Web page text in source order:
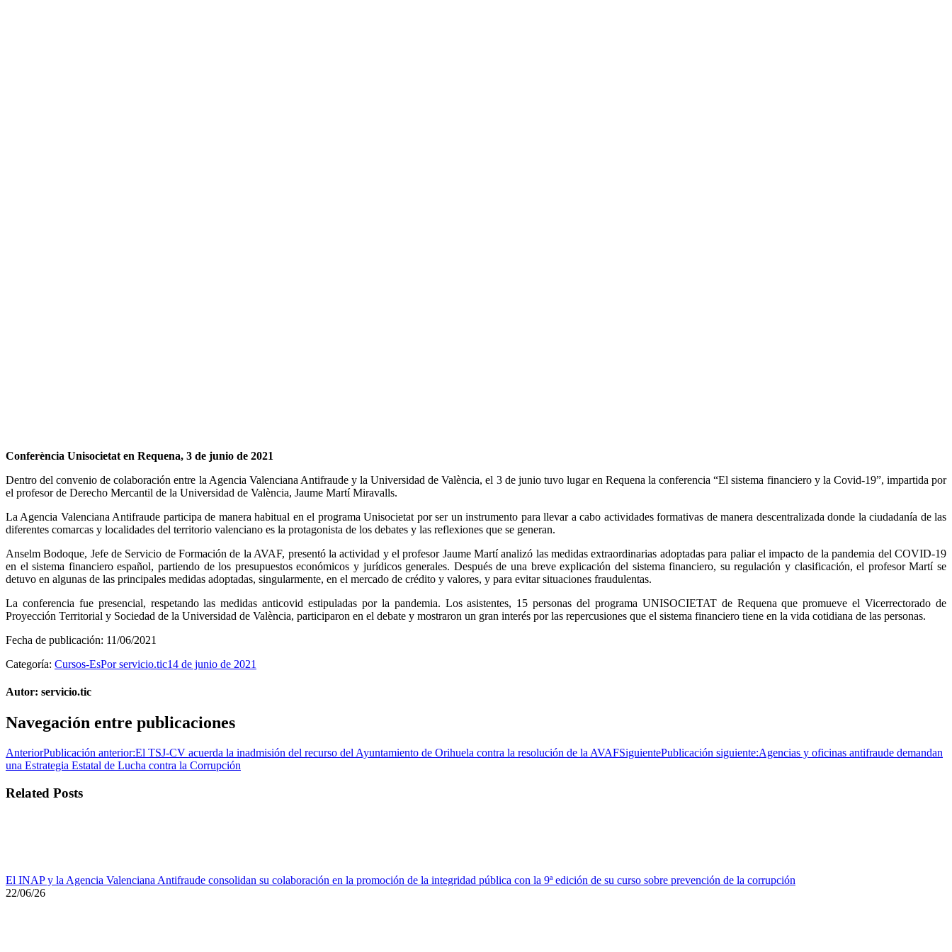
Conferència Unisocietat en Requena, 3 de junio de 2021
Dentro del convenio de colaboración entre la Agencia Valenciana Antifraude y la Universidad de València, el 3 de junio tuvo lugar en Requena la conferencia “El sistema financiero y la Covid-19”, impartida por
el profesor de Derecho Mercantil de la Universidad de València, Jaume Martí Miravalls.
La Agencia Valenciana Antifraude participa de manera habitual en el programa Unisocietat por ser un instrumento para llevar a cabo actividades formativas de manera descentralizada donde la ciudadanía de las
diferentes comarcas y localidades del territorio valenciano es la protagonista de los debates y las reflexiones que se generan.
Anselm Bodoque, Jefe de Servicio de Formación de la AVAF, presentó la actividad y el profesor Jaume Martí analizó las medidas extraordinarias adoptadas para paliar el impacto de la pandemia del COVID-19
en el sistema financiero español, partiendo de los presupuestos económicos y jurídicos generales. Después de una breve explicación del sistema financiero, su regulación y clasificación, el profesor Martí se
detuvo en algunas de las principales medidas adoptadas, singularmente, en el mercado de crédito y valores, y para evitar situaciones fraudulentas.
La conferencia fue presencial, respetando las medidas anticovid estipuladas por la pandemia. Los asistentes, 15 personas del programa UNISOCIETAT de Requena que promueve el Vicerrectorado de
Proyección Territorial y Sociedad de la Universidad de València, participaron en el debate y mostraron un gran interés por las repercusiones que el sistema financiero tiene en la vida cotidiana de las personas.
Fecha de publicación: 11/06/2021
Categoría: Cursos-EsPorservicio.tic14 de junio de 2021
Autor: servicio.tic
Navegación entre publicaciones
AnteriorPublicación anterior:El TSJ-CV acuerda la inadmisión del recurso del Ayuntamiento de Orihuela contra la resolución de la AVAFSiguientePublicación siguiente:Agencias y oficinas antifraude demandan
una Estrategia Estatal de Lucha contra la Corrupción
Related Posts
El INAP y la Agencia Valenciana Antifraude consolidan su colaboración en la promoción de la integridad pública con la 9ª edición de su curso sobre prevención de la corrupción
22/06/26